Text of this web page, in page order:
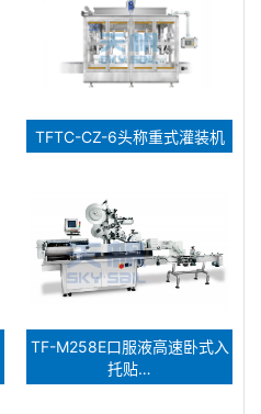
TFTC-CZ-6头称重式灌装机
TF-M258E口服液高速卧式入
托贴…